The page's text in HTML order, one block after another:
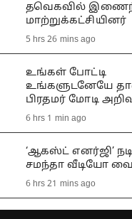
தவெகவில்
மாற்றுக்கட்சியினர்
5 hrs 26 mins ago
உங்கள் போட்டி
உங்களுடனேயே
பிரதமர் மோடி
6 hrs 1 min ago
‘ஆகஸ்ட் எனர்ஜி’
சமந்தா வீடியோ
6 hrs 21 mins ago